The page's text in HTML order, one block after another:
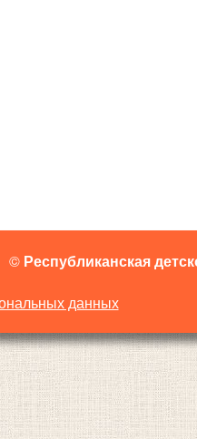
© Республиканская
данных